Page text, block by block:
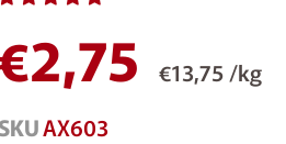
在の価格
€13,75 /kg
SKUAX603